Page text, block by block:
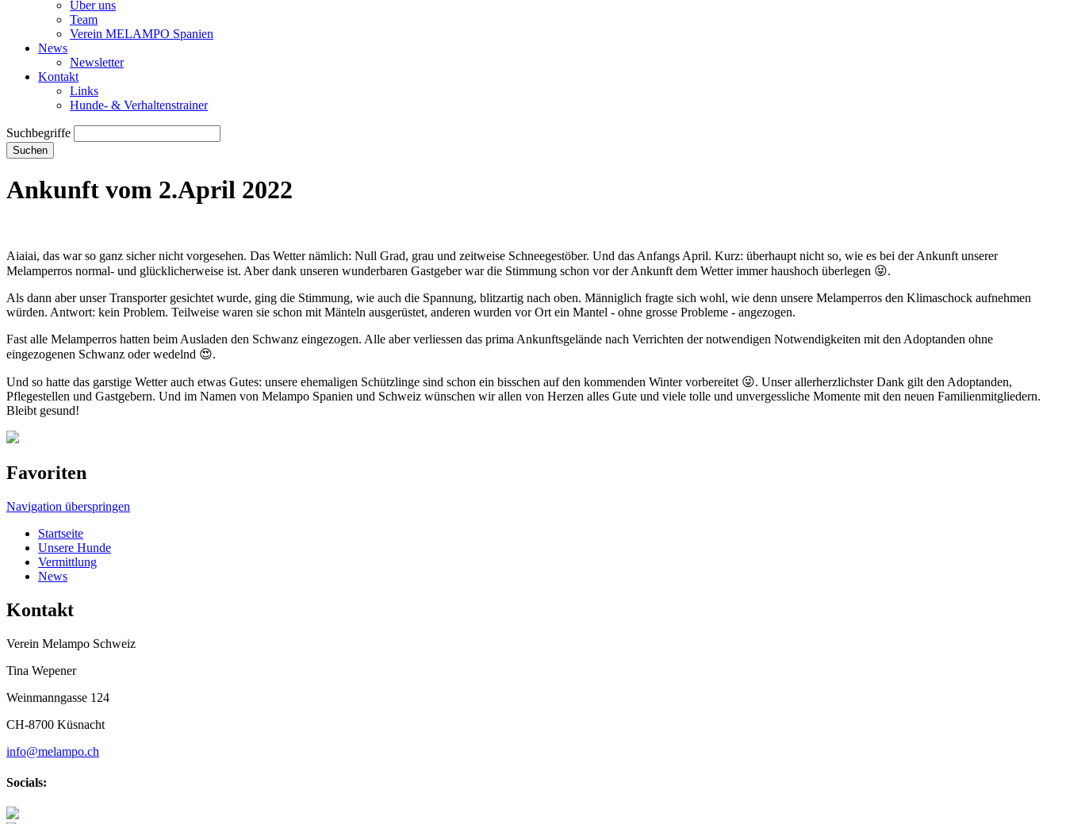
Über uns
Team
Verein MELAMPO Spanien
News
Newsletter
Kontakt
Links
Hunde- & Verhaltenstrainer
Suchbegriffe
Suchen
Ankunft vom 2.April 2022
Aiaiai, das war so ganz sicher nicht vorgesehen. Das Wetter nämlich: Null Grad, grau und zeitweise Schneegestöber. Und das Anfangs April. Kurz: überhaupt nicht so, wie es bei der Ankunft unserer
Melamperros normal- und glücklicherweise ist. Aber dank unseren wunderbaren Gastgeber war die Stimmung schon vor der Ankunft dem Wetter immer haushoch überlegen 😜.
Als dann aber unser Transporter gesichtet wurde, ging die Stimmung, wie auch die Spannung, blitzartig nach oben. Männiglich fragte sich wohl, wie denn unsere Melamperros den Klimaschock aufnehmen
würden. Antwort: kein Problem. Teilweise waren sie schon mit Mänteln ausgerüstet, anderen wurden vor Ort ein Mantel - ohne grosse Probleme - angezogen.
Fast alle Melamperros hatten beim Ausladen den Schwanz eingezogen. Alle aber verliessen das prima Ankunftsgelände nach Verrichten der notwendigen Notwendigkeiten mit den Adoptanden ohne
eingezogenen Schwanz oder wedelnd 😍.
Und so hatte das garstige Wetter auch etwas Gutes: unsere ehemaligen Schützlinge sind schon ein bisschen auf den kommenden Winter vorbereitet 😜. Unser allerherzlichster Dank gilt den Adoptanden,
Pflegestellen und Gastgebern. Und im Namen von Melampo Spanien und Schweiz wünschen wir allen von Herzen alles Gute und viele tolle und unvergessliche Momente mit den neuen Familienmitgliedern.
Bleibt gesund!
Favoriten
Navigation überspringen
Startseite
Unsere Hunde
Vermittlung
News
Kontakt
Verein Melampo Schweiz
Tina Wepener
Weinmanngasse 124
CH-8700 Küsnacht
info@melampo.ch
Socials: